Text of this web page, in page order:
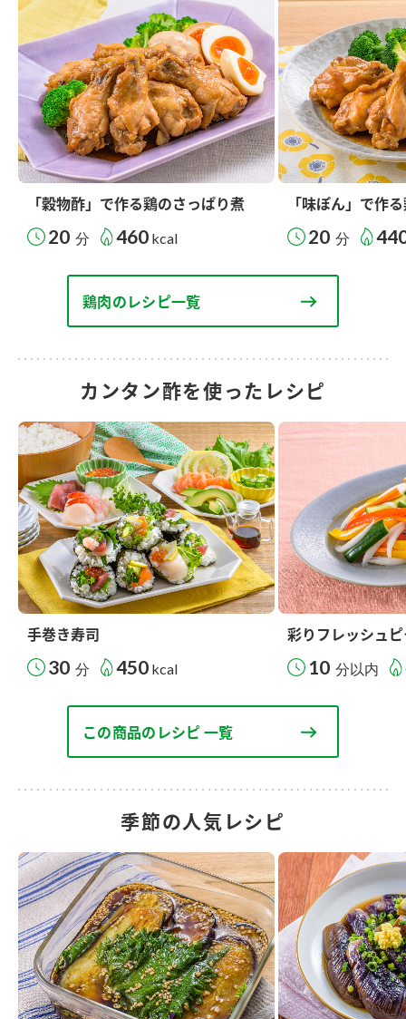
「穀物酢」で作る鶏のさっぱり煮
20 分 460 kcal
「味ぽん」で作
20 分
鶏肉のレシピ一覧
カンタン酢を使ったレシピ
手巻き寿司
30 分 450 kcal
彩りフレッシュ
10 分以内
この商品のレシピ 一覧
季節の人気レシピ